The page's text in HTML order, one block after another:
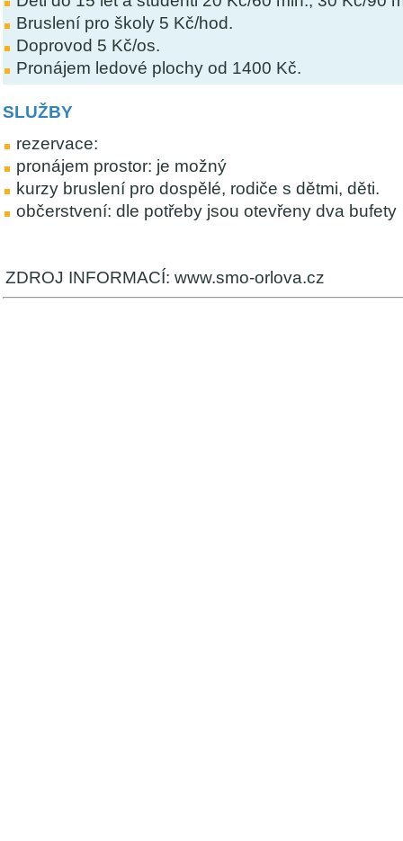
Bruslení pro školy 5 Kč/hod.
Doprovod 5 Kč/os.
Pronájem ledové plochy od 1400 Kč.
SLUŽBY
rezervace:
pronájem prostor: je možný
kurzy bruslení pro dospělé, rodiče s dětmi, děti.
občerstvení: dle potřeby jsou otevřeny dva bufety
ZDROJ INFORMACÍ: www.smo-orlova.cz